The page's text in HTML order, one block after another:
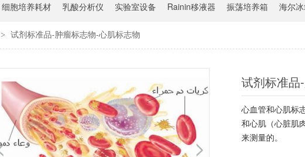
细胞培养耗材 乳酸分析仪 实验室设备 Rainin移液器 振荡培养箱 海尔
> 试剂标准品-肿瘤标志物-心肌标志物
试剂标准品
心血管和心肌标
和心肌（心脏肌
来测量的。